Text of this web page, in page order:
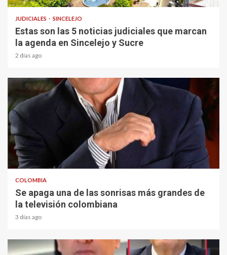
JUDICIALES SINCELEJO
Estas son las 5 noticias judiciales que marcan
la agenda en Sincelejo y Sucre
2 días ago
1 min read
COLOMBIA
Se apaga una de las sonrisas más grandes de
la televisión colombiana
3 días ago